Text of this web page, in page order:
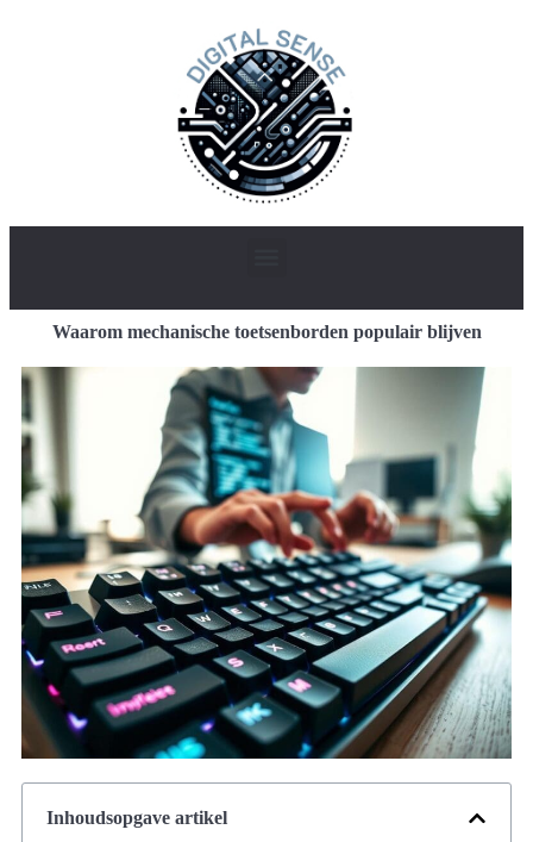
Waarom mechanische toetsenborden populair blijven
Inhoudsopgave artikel